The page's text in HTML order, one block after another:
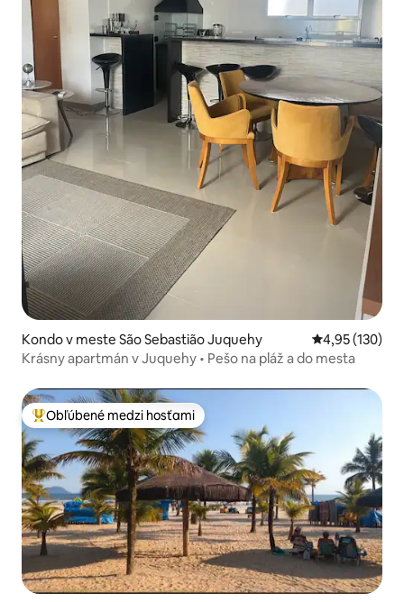
Kondo v meste São Sebastião Juquehy Priemerné
4,95 (130)
Krásny apartmán v Juquehy • Pešo na pláž a do mesta
Najobľúbenejšie medzi hosťami
Obľúbené medzi hosťami